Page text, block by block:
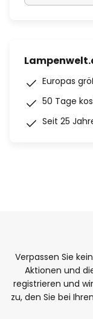
Europas
50 Tage
Seit 25
Verpassen Sie
Aktionen und
registrieren und
zu, den Sie bei